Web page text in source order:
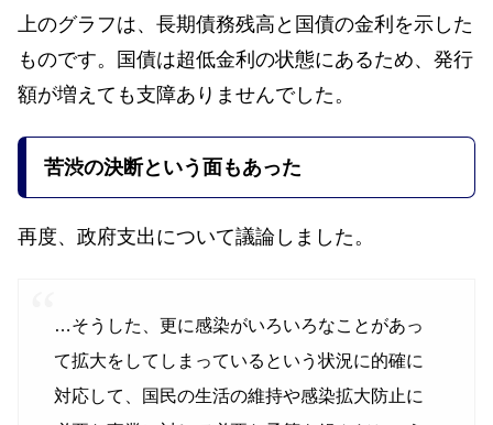
上のグラフは、長期債務残高と国債の金利を示した
ものです。国債は超低金利の状態にあるため、発行
額が増えても支障ありませんでした。
苦渋の決断という面もあった
再度、政府支出について議論しました。
…そうした、更に感染がいろいろなことがあっ
て拡大をしてしまっているという状況に的確に
対応して、国民の生活の維持や感染拡大防止に